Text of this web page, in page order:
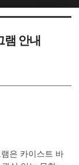
안내
은 카이스트 바